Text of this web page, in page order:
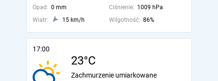
Opad: 0 mm Ciśnienie: 1009 hPa
Wiatr:
15 km/h Wilgotność: 86%
17:00
23°C
Zachmurzenie umiarkowane